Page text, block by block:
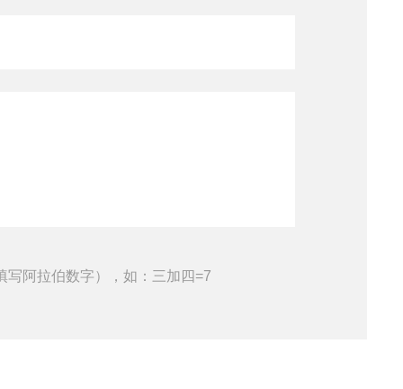
写阿拉伯数字），如：三加四=7